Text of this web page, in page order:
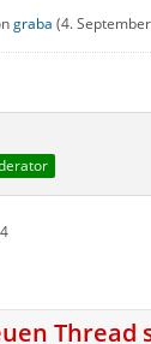
graba (4.
Thread